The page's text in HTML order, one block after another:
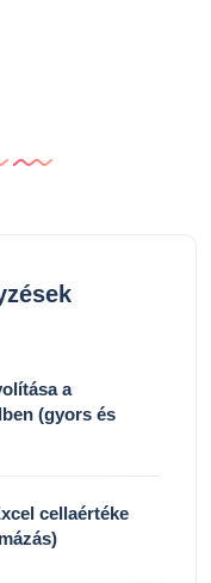
a
(gyors és
cellaértéke